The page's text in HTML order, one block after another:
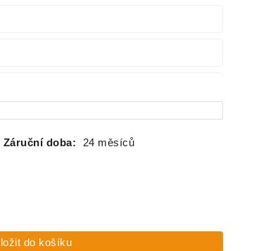
Záruční doba: 24 měsíců